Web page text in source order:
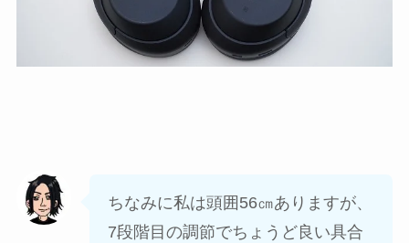
ちなみに私は頭囲56㎝ありますが、
7段階目の調節でちょうど良い具合